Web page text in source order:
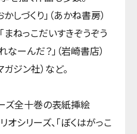
しづくり」（あかね書房）
まねっこだいすきぞうぞう
なーんだ？」（岩崎書店）
ガジン社）など。
ズ全十巻の表紙挿絵
オシリーズ、「ぼくはがっこ